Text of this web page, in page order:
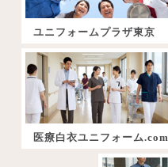
ユニフォームプラザ東京
医療白衣ユニフォーム.com